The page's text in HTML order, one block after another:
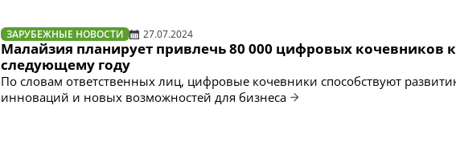
ЗАРУБЕЖНЫЕ НОВОСТИ 27.07.2024
Малайзия планирует привлечь 80 000 цифровых кочевников к
следующему году
По словам ответственных лиц, цифровые кочевники способствуют
инноваций и новых возможностей для бизнеса